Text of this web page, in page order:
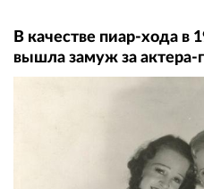
В качестве пиар-хода в
вышла замуж за